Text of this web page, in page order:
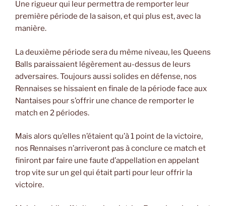
Une rigueur qui leur permettra de remporter leur
première période de la saison, et qui plus est, avec la
manière.
La deuxième période sera du même niveau, les Queens
Balls paraissaient légèrement au-dessus de leurs
adversaires. Toujours aussi solides en défense, nos
Rennaises se hissaient en finale de la période face aux
Nantaises pour s’offrir une chance de remporter le
match en 2 périodes.
Mais alors qu’elles n’étaient qu’à 1 point de la victoire,
nos Rennaises n’arriveront pas à conclure ce match et
finiront par faire une faute d’appellation en appelant
trop vite sur un gel qui était parti pour leur offrir la
victoire.